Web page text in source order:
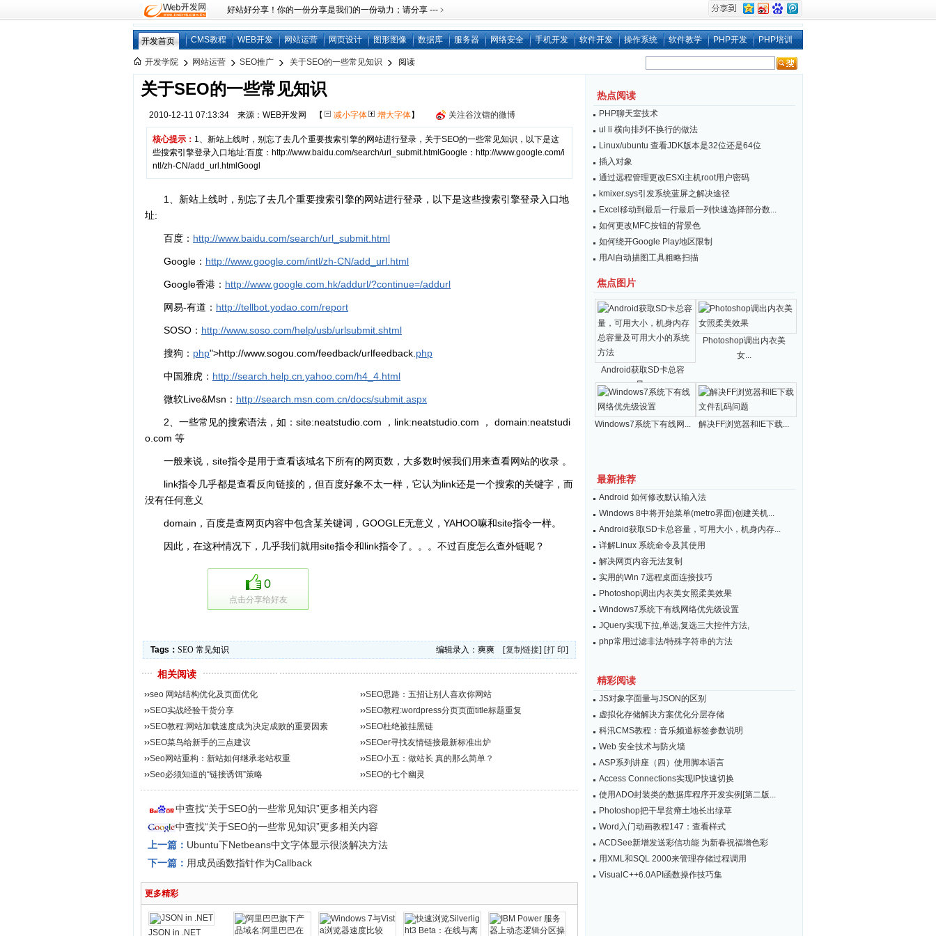
好站好分享！你的一份分享是我们的一份动力；请分享 ---﹥
开发首页 CMS教程 WEB开发 网站运营 网页设计 图形图像 数据库 服务器 网络安全 手机开发 软件开发 操作系统 软件教学 PHP开发 PHP培训
开发学院 网站运营 SEO推广 关于SEO的一些常见知识 阅读
关于SEO的一些常见知识
2010-12-11 07:13:34 来源：WEB开发网 【 减小字体 增大字体】 关注谷汶锴的微博
核心提示： 1、新站上线时，别忘了去几个重要搜索引擎的网站进行登录，关于SEO的一些常见知识，以下是这
些搜索引擎登录入口地址:百度：http://www.baidu.com/search/url_submit.htmlGoogle：http://www.google.com/i
ntl/zh-CN/add_url.htmlGoogl
1、新站上线时，别忘了去几个重要搜索引擎的网站进行登录，以下是这些搜索引擎登录入口地
址:
百度： http://www.baidu.com/search/url_submit.html
Google： http://www.google.com/intl/zh-CN/add_url.html
Google香港： http://www.google.com.hk/addurl/?continue=/addurl
网易-有道： http://tellbot.yodao.com/report
SOSO： http://www.soso.com/help/usb/urlsubmit.shtml
搜狗： php">http://www.sogou.com/feedback/urlfeedback. php
中国雅虎： http://search.help.cn.yahoo.com/h4_4.html
微软Live&Msn： http://search.msn.com.cn/docs/submit.aspx
2、一些常见的搜索语法，如：site:neatstudio.com ，link:neatstudio.com ， domain:neatstudi
o.com 等
一般来说，site指令是用于查看该域名下所有的网页数，大多数时候我们用来查看网站的收录 。
link指令几乎都是查看反向链接的，但百度好象不太一样，它认为link还是一个搜索的关键字，而
没有任何意义
domain，百度是查网页内容中包含某关键词，GOOGLE无意义，YAHOO嘛和site指令一样。
因此，在这种情况下，几乎我们就用site指令和link指令了。。。不过百度怎么查外链呢？
0
点击分享给好友
Tags： SEO 常见知识 编辑录入：爽爽 [复制链接] [打 印]
相关阅读
››seo 网站结构优化及页面优化 ››SEO思路：五招让别人喜欢你网站
››SEO实战经验干货分享 ››SEO教程:wordpress分页页面title标题重复
››SEO教程:网站加载速度成为决定成败的重要因素 ››SEO杜绝被挂黑链
››SEO菜鸟给新手的三点建议 ››SEOer寻找友情链接最新标准出炉
››Seo网站重构：新站如何继承老站权重 ››SEO小五：做站长 真的那么简单？
››Seo必须知道的“链接诱饵”策略 ››SEO的七个幽灵
中查找“关于SEO的一些常见知识”更多相关内容
中查找“关于SEO的一些常见知识”更多相关内容
上一篇： Ubuntu下Netbeans中文字体显示很淡解决方法
下一篇： 用成员函数指针作为Callback
更多精彩
JSON in .NET
热点阅读
PHP聊天室技术
ul li 横向排列不换行的做法
Linux/ubuntu 查看JDK版本是32位还是64位
插入对象
通过远程管理更改ESXi主机root用户密码
kmixer.sys引发系统蓝屏之解决途径
Excel移动到最后一行最后一列快速选择部分数...
如何更改MFC按钮的背景色
如何绕开Google Play地区限制
用AI自动描图工具粗略扫描
焦点图片
Android获取SD卡总容
量...
Photoshop调出内衣美
女...
Windows7系统下有线网... 解决FF浏览器和IE下载...
最新推荐
Android 如何修改默认输入法
Windows 8中将开始菜单(metro界面)创建关机...
Android获取SD卡总容量，可用大小，机身内存...
详解Linux 系统命令及其使用
解决网页内容无法复制
实用的Win 7远程桌面连接技巧
Photoshop调出内衣美女照柔美效果
Windows7系统下有线网络优先级设置
JQuery实现下拉,单选,复选三大控件方法,
php常用过滤非法/特殊字符串的方法
精彩阅读
JS对象字面量与JSON的区别
虚拟化存储解决方案优化分层存储
科汛CMS教程：音乐频道标签参数说明
Web 安全技术与防火墙
ASP系列讲座（四）使用脚本语言
Access Connections实现IP快速切换
使用ADO封装类的数据库程序开发实例[第二版...
Photoshop把干旱贫瘠土地长出绿草
Word入门动画教程147：查看样式
ACDSee新增发送彩信功能 为新春祝福增色彩
用XML和SQL 2000来管理存储过程调用
VisualC++6.0API函数操作技巧集